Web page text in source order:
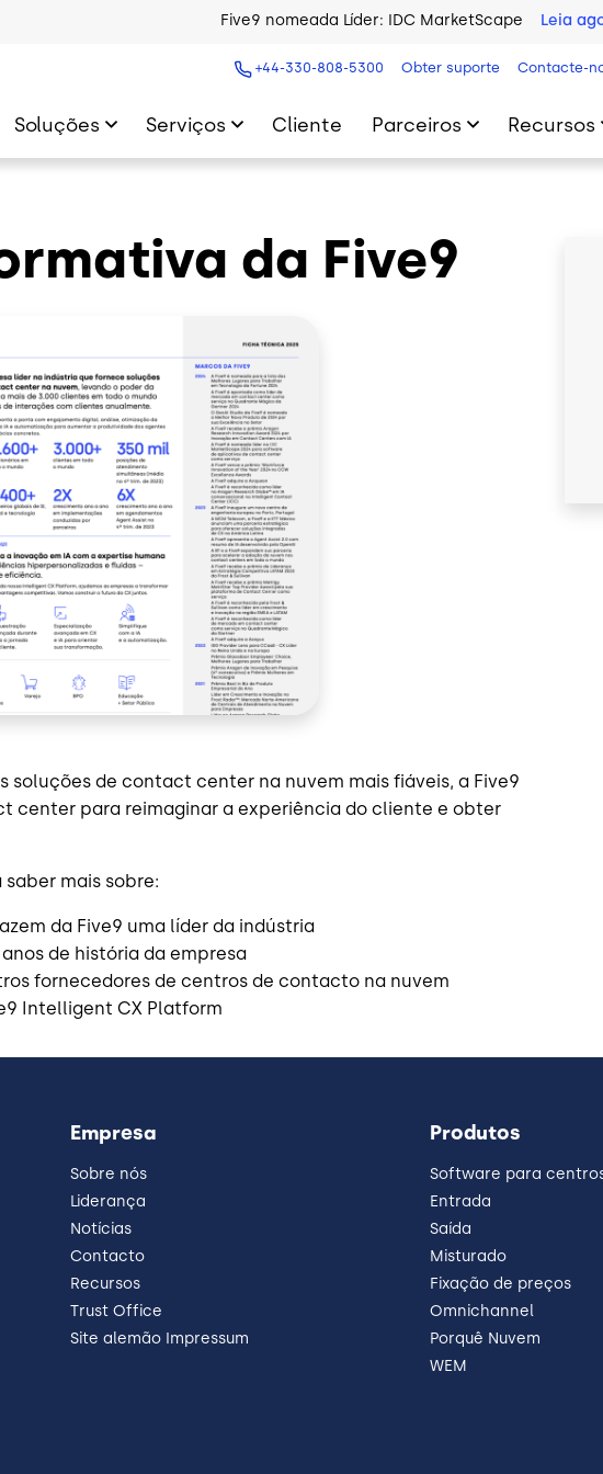
Five9 nomeada Líder: IDC MarketScape Leia
+44-330-808-5300 Obter suporte Contacte-
Soluções Serviços Cliente Parceiros Recursos
da Five9
soluções de contact center na nuvem mais fiáveis, a Five9
center para reimaginar a experiência do cliente e obter
mais sobre:
da Five9 uma líder da indústria
de história da empresa
fornecedores de centros de contacto na nuvem
Intelligent CX Platform
Empresa
Sobre nós
Liderança
Notícias
Contacto
Recursos
Trust Office
Site alemão Impressum
Produtos
Software para
Entrada
Saída
Misturado
Fixação de preços
Omnichannel
Porquê Nuvem
WEM